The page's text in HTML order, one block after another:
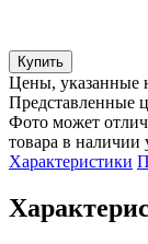
Купить
Цены, указанные
Представленные
Фото может
товара в наличии
Характеристики